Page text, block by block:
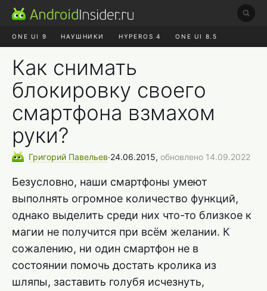
ONE UI 9 НАУШНИКИ HYPEROS 4 ONE UI 8.5
Как снимать
блокировку своего
смартфона взмахом
руки?
Григорий Павельев∙24.06.2015, обновлено 14.09.2022
Безусловно, наши смартфоны умеют
выполнять огромное количество функций,
однако выделить среди них что-то близкое к
магии не получится при всём желании. К
сожалению, ни один смартфон не в
состоянии помочь достать кролика из
шляпы, заставить голубя исчезнуть,